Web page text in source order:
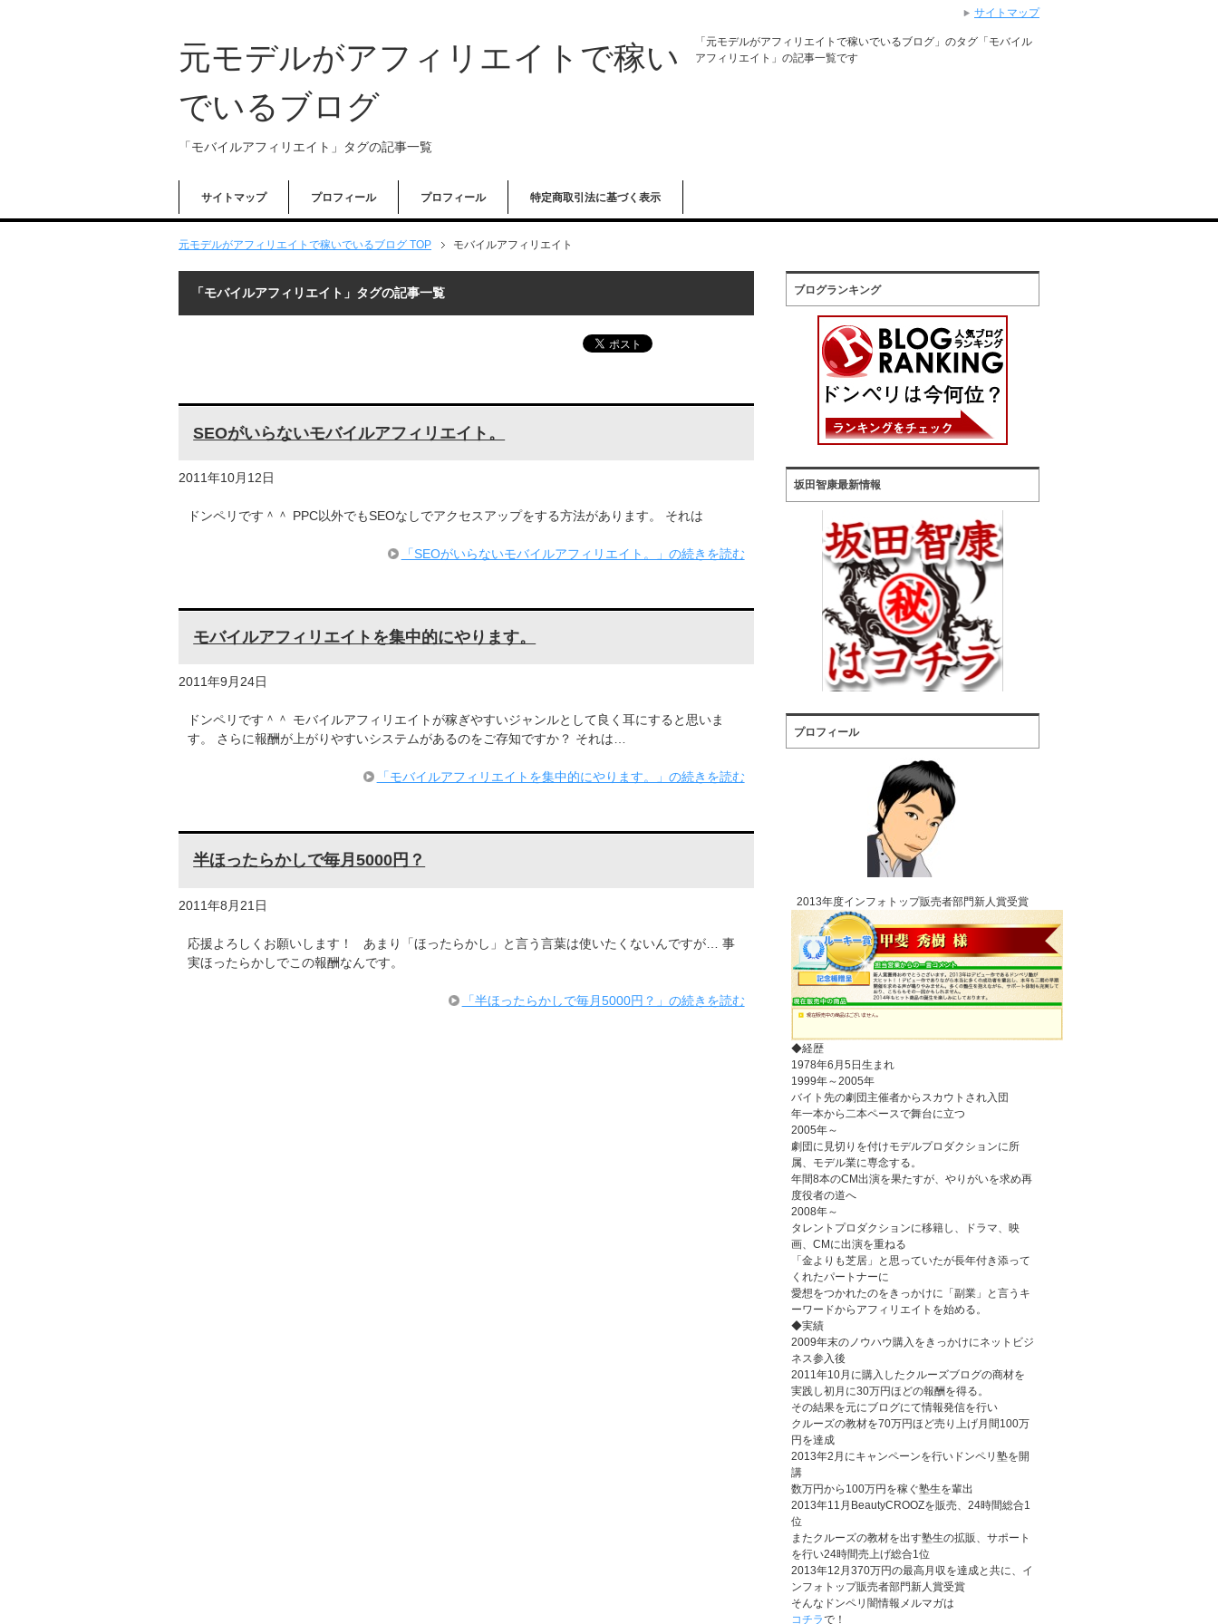
元モデルがアフィリエイトで稼い
でいるブログ
「モバイルアフィリエイト」タグの記事一覧
「元モデルがアフィリエイトで稼いでいるブログ」のタグ「モバイル
アフィリエイト」の記事一覧です
サイトマップ プロフィール プロフィール 特定商取引法に基づく表示
元モデルがアフィリエイトで稼いでいるブログ TOP モバイルアフィリエイト
「モバイルアフィリエイト」タグの記事一覧
SEOがいらないモバイルアフィリエイト。
2011年10月12日
ドンペリです＾＾ PPC以外でもSEOなしでアクセスアップをする方法があります。 それは
「SEOがいらないモバイルアフィリエイト。」の続きを読む
モバイルアフィリエイトを集中的にやります。
2011年9月24日
ドンペリです＾＾ モバイルアフィリエイトが稼ぎやすいジャンルとして良く耳にすると思いま
す。 さらに報酬が上がりやすいシステムがあるのをご存知ですか？ それは…
「モバイルアフィリエイトを集中的にやります。」の続きを読む
半ほったらかしで毎月5000円？
2011年8月21日
応援よろしくお願いします！ あまり「ほったらかし」と言う言葉は使いたくないんですが… 事
実ほったらかしでこの報酬なんです。
「半ほったらかしで毎月5000円？」の続きを読む
ブログランキング
坂田智康最新情報
プロフィール
2013年度インフォトップ販売者部門新人賞受賞
◆経歴
1978年6月5日生まれ
1999年～2005年
バイト先の劇団主催者からスカウトされ入団
年一本から二本ペースで舞台に立つ
2005年～
劇団に見切りを付けモデルプロダクションに所
属、モデル業に専念する。
年間8本のCM出演を果たすが、やりがいを求め再
度役者の道へ
2008年～
タレントプロダクションに移籍し、ドラマ、映
画、CMに出演を重ねる
「金よりも芝居」と思っていたが長年付き添って
くれたパートナーに
愛想をつかれたのをきっかけに「副業」と言うキ
ーワードからアフィリエイトを始める。
◆実績
2009年末のノウハウ購入をきっかけにネットビジ
ネス参入後
2011年10月に購入したクルーズブログの商材を
実践し初月に30万円ほどの報酬を得る。
その結果を元にブログにて情報発信を行い
クルーズの教材を70万円ほど売り上げ月間100万
円を達成
2013年2月にキャンペーンを行いドンペリ塾を開
講
数万円から100万円を稼ぐ塾生を輩出
2013年11月BeautyCROOZを販売、24時間総合1
位
またクルーズの教材を出す塾生の拡販、サポート
を行い24時間売上げ総合1位
2013年12月370万円の最高月収を達成と共に、イ
ンフォトップ販売者部門新人賞受賞
そんなドンペリ闇情報メルマガは
コチラで！
サイトマップ